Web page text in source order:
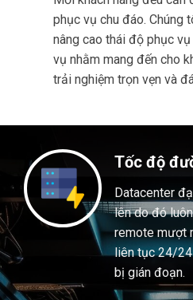
phục vụ chu đáo. Chúng
nâng cao thái độ phục
vụ nhằm mang đến cho
trải nghiệm trọn vẹn và
Tốc độ
Datacenter
lên do đó
remote mượt
liên tục 24/
bị gián đoạn.